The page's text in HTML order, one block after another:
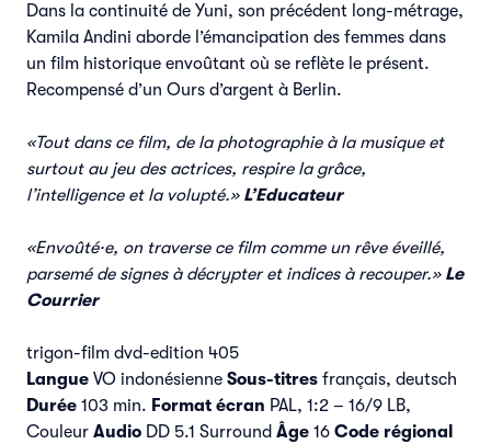
Dans la continuité de Yuni, son précédent long-métrage,
Kamila Andini aborde l’émancipation des femmes dans
un film historique envoûtant où se reflète le présent.
Recompensé d’un Ours d’argent à Berlin.
«Tout dans ce film, de la photographie à la musique et
surtout au jeu des actrices, respire la grâce,
l’intelligence et la volupté.» L’Educateur
«Envoûté·e, on traverse ce film comme un rêve éveillé,
parsemé de signes à décrypter et indices à recouper.»Le
Courrier
trigon-film dvd-edition 405
Langue VO indonésienne Sous-titres français, deutsch
Durée 103 min. Format écran PAL, 1:2 – 16/9 LB,
Couleur Audio DD 5.1 Surround Âge 16 Code régional